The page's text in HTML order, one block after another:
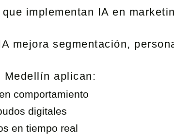
implementan IA en
mejora segmentación,
Medellín aplican:
comportamiento
digitales
en tiempo real